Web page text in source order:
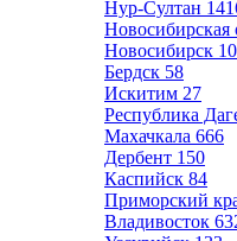
Нур-Султан
Новосибирская
Новосибирск
Бердск 58
Искитим 27
Республика
Махачкала 666
Дербент 150
Каспийск 84
Приморский
Владивосток